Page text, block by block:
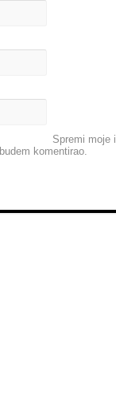
Spremi moje
komentirao.